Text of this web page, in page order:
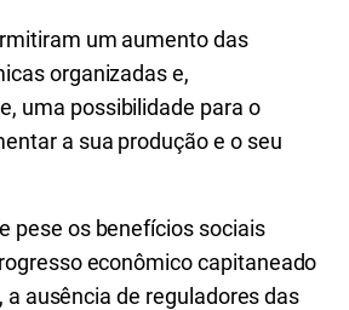
um aumento das
organizadas e,
uma possibilidade para o
a sua produção e o seu
pese os benefícios sociais
econômico capitaneado
a ausência de reguladores das